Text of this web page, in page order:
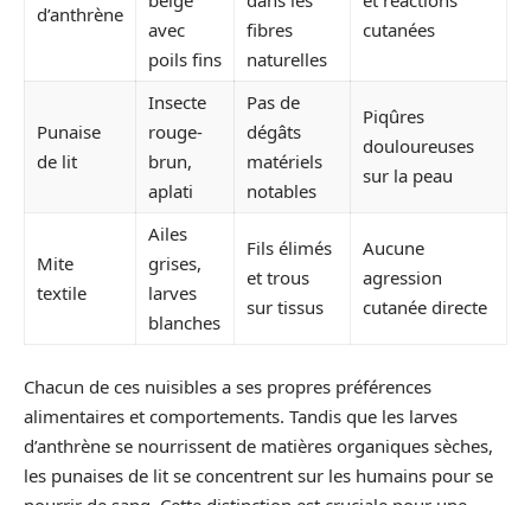
d’anthrène
avec
poils fins
fibres
naturelles
cutanées
Punaise
de lit
Insecte
rouge-
brun,
aplati
Pas de
dégâts
matériels
notables
Piqûres
douloureuses
sur la peau
Mite
textile
Ailes
grises,
larves
blanches
Fils élimés
et trous
sur tissus
Aucune
agression
cutanée directe
Chacun de ces nuisibles a ses propres préférences
alimentaires et comportements. Tandis que les larves
d’anthrène se nourrissent de matières organiques sèches,
les punaises de lit se concentrent sur les humains pour se